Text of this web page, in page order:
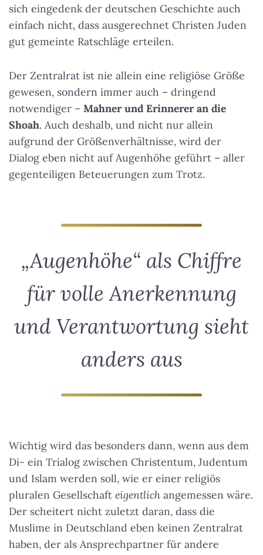
sich eingedenk der deutschen Geschichte auch
einfach nicht, dass ausgerechnet Christen Juden
gut gemeinte Ratschläge erteilen.
Der Zentralrat ist nie allein eine religiöse Größe
gewesen, sondern immer auch – dringend
notwendiger – Mahner und Erinnerer an die
Shoah. Auch deshalb, und nicht nur allein
aufgrund der Größenverhältnisse, wird der
Dialog eben nicht auf Augenhöhe geführt – aller
gegenteiligen Beteuerungen zum Trotz.
„Augenhöhe“ als Chiffre
für volle Anerkennung
und Verantwortung sieht
anders aus
Wichtig wird das besonders dann, wenn aus dem
Di- ein Trialog zwischen Christentum, Judentum
und Islam werden soll, wie er einer religiös
pluralen Gesellschaft eigentlich angemessen wäre.
Der scheitert nicht zuletzt daran, dass die
Muslime in Deutschland eben keinen Zentralrat
haben, der als Ansprechpartner für andere